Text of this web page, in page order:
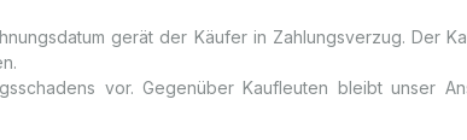
gerät der Käufer in Zahlungsverzug. Der
vor. Gegenüber Kaufleuten bleibt unser